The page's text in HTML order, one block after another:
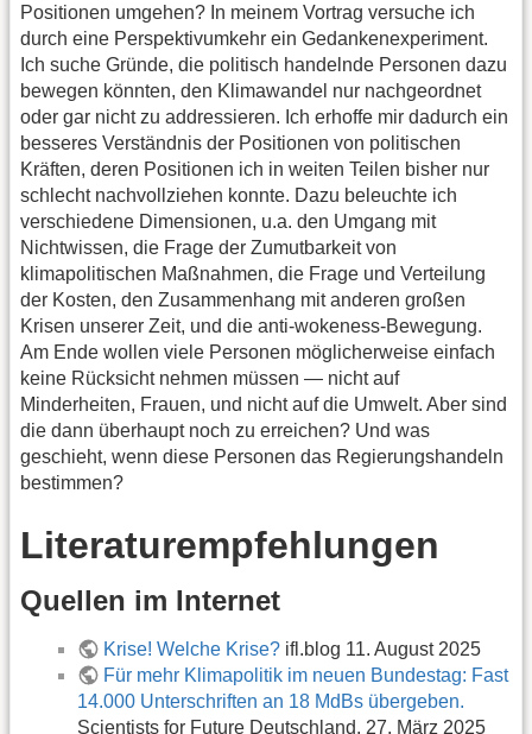
Positionen umgehen? In meinem Vortrag versuche ich
durch eine Perspektivumkehr ein Gedankenexperiment.
Ich suche Gründe, die politisch handelnde Personen dazu
bewegen könnten, den Klimawandel nur nachgeordnet
oder gar nicht zu addressieren. Ich erhoffe mir dadurch ein
besseres Verständnis der Positionen von politischen
Kräften, deren Positionen ich in weiten Teilen bisher nur
schlecht nachvollziehen konnte. Dazu beleuchte ich
verschiedene Dimensionen, u.a. den Umgang mit
Nichtwissen, die Frage der Zumutbarkeit von
klimapolitischen Maßnahmen, die Frage und Verteilung
der Kosten, den Zusammenhang mit anderen großen
Krisen unserer Zeit, und die anti-wokeness-Bewegung.
Am Ende wollen viele Personen möglicherweise einfach
keine Rücksicht nehmen müssen — nicht auf
Minderheiten, Frauen, und nicht auf die Umwelt. Aber sind
die dann überhaupt noch zu erreichen? Und was
geschieht, wenn diese Personen das Regierungshandeln
bestimmen?
Literaturempfehlungen
Quellen im Internet
Krise! Welche Krise? ifl.blog 11. August 2025
Für mehr Klimapolitik im neuen Bundestag: Fast
14.000 Unterschriften an 18 MdBs übergeben.
Scientists for Future Deutschland. 27. März 2025